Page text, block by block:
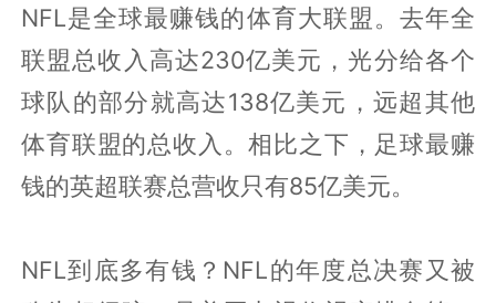
NFL是全球最赚钱的体育大联盟。去年全
联盟总收入高达230亿美元，光分给各个
球队的部分就高达138亿美元，远超其他
体育联盟的总收入。相比之下，足球最赚
钱的英超联赛总营收只有85亿美元。
NFL到底多有钱？NFL的年度总决赛又被